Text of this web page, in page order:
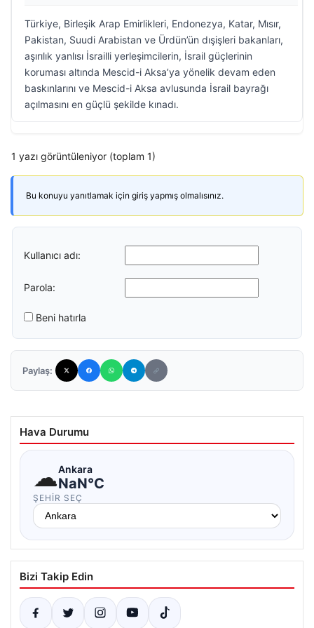
Türkiye, Birleşik Arap Emirlikleri, Endonezya, Katar, Mısır,
Pakistan, Suudi Arabistan ve Ürdün’ün dışişleri bakanları,
aşırılık yanlısı İsrailli yerleşimcilerin, İsrail güçlerinin
koruması altında Mescid-i Aksa’ya yönelik devam eden
baskınlarını ve Mescid-i Aksa avlusunda İsrail bayrağı
açılmasını en güçlü şekilde kınadı.
1 yazı görüntüleniyor (toplam 1)
Bu konuyu yanıtlamak için giriş yapmış olmalısınız.
Kullanıcı adı:
Parola:
Beni hatırla
Paylaş:
Hava Durumu
☁Ankara
NaN°C
ŞEHIR SEÇ
Bizi Takip Edin